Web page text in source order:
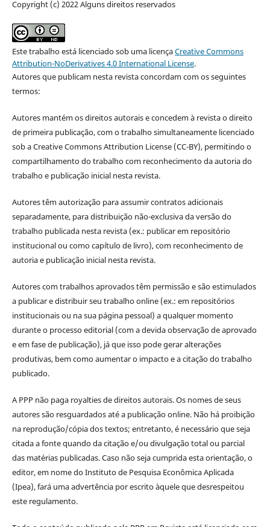
Copyright (c) 2022 Alguns direitos reservados
Este trabalho está licenciado sob uma licençaCreative Commons
Attribution-NoDerivatives 4.0 International License.
Autores que publicam nesta revista concordam com os seguintes
termos:
Autores mantém os direitos autorais e concedem à revista o direito
de primeira publicação, com o trabalho simultaneamente licenciado
sob a Creative Commons Attribution License (CC-BY), permitindo o
compartilhamento do trabalho com reconhecimento da autoria do
trabalho e publicação inicial nesta revista.
Autores têm autorização para assumir contratos adicionais
separadamente, para distribuição não-exclusiva da versão do
trabalho publicada nesta revista (ex.: publicar em repositório
institucional ou como capítulo de livro), com reconhecimento de
autoria e publicação inicial nesta revista.
Autores com trabalhos aprovados têm permissão e são estimulados
a publicar e distribuir seu trabalho online (ex.: em repositórios
institucionais ou na sua página pessoal) a qualquer momento
durante o processo editorial (com a devida observação de aprovado
e em fase de publicação), já que isso pode gerar alterações
produtivas, bem como aumentar o impacto e a citação do trabalho
publicado.
A PPP não paga royalties de direitos autorais. Os nomes de seus
autores são resguardados até a publicação online. Não há proibição
na reprodução/cópia dos textos; entretanto, é necessário que seja
citada a fonte quando da citação e/ou divulgação total ou parcial
das matérias publicadas. Caso não seja cumprida esta orientação, o
editor, em nome do Instituto de Pesquisa Econômica Aplicada
(Ipea), fará uma advertência por escrito àquele que desrespeitou
este regulamento.